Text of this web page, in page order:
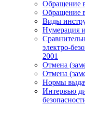
Обращение
Обращение
Виды
Нумерация
электро-
2001
Отмена
Отмена
Нормы
Интервью